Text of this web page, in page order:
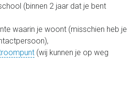
(binnen 2 jaar dat je bent
waarin je woont (misschien heb je
(wij kunnen je op weg